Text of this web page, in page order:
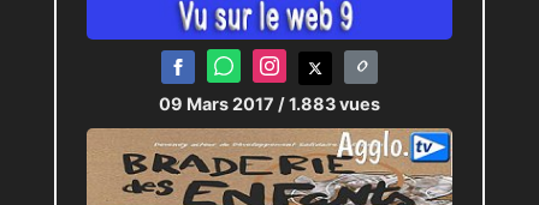
09 Mars 2017 / 1.883 vues